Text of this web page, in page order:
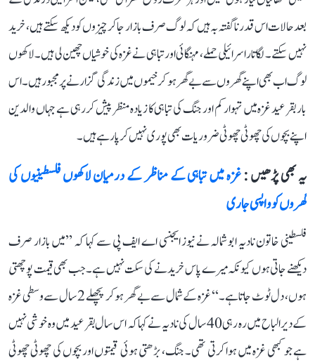
بعد حالات اس قدر نا گفتہ بہ ہیں کہ لوگ صرف بازار جا کر چیزوں کو دیکھ سکتے ہیں، خرید
نہیں سکتے۔ لگاتار اسرائیلی حملے، مہنگائی اور تباہی نے غزہ کی خوشیاں چھین لی ہیں۔ لاکھوں
لوگ اب بھی اپنے گھروں سے بے گھر ہو کر خیموں میں زندگی گزارنے پر مجبور ہیں۔ اس
بار بقرعید غزہ میں تہوار کم اور جنگ کی تباہی کا زیادہ منظر پیش کر رہی ہے جہاں والدین
اپنے بچوں کی چھوٹی چھوٹی ضروریات بھی پوری نہیں کر پا رہے ہیں۔
یہ بھی پڑھیں :غزہ میں تباہی کے مناظر کے درمیان لاکھوں فلسطینیوں کی
گھروں کو واپسی جاری
فلسطینی خاتون نادیہ ابو شمالہ نے نیوز ایجنسی اے ایف پی سے کہا کہ ’’میں بازار صرف
دیکھنے جاتی ہوں کیونکہ میرے پاس خریدنے کی سکت نہیں ہے۔ جب بھی قیمت پوچھتی
ہوں، دل ٹوٹ جاتا ہے۔‘‘ غزہ کے شمال سے بے گھر ہو کر پچھلے 2 سال سے وسطی غزہ
کے دیرالباح میں رہ رہی 40 سال کی نادیہ نے کہا کہ اس سال بقرعید میں وہ خوشی نہیں
ہے جو کبھی غزہ میں ہوا کرتی تھی۔ جنگ، بڑھتی ہوئی قیمتوں اور بچوں کی چھوٹی چھوٹی